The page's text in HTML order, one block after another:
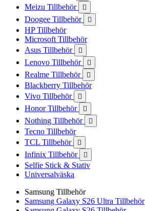
Meizu Tillbehör 
Doogee Tillbehör 
HP Tillbehör
Microsoft Tillbehör
Asus Tillbehör

Lenovo Tillbehör 
Realme Tillbehör 
Blackberry Tillbehör
Vivo Tillbehör

Honor Tillbehör 
Nothing Tillbehör 
Tecno Tillbehör
TCL Tillbehör

Infinix Tillbehör 
Selfie Stick & Stativ
Universalväska
Samsung Tillbehör
Samsung Galaxy S26 Ultra Tillbehör